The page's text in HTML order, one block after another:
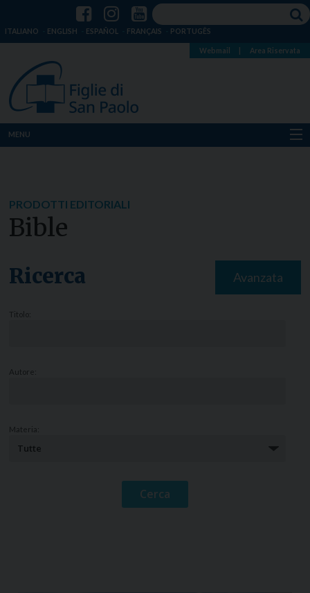
ITALIANO ENGLISH ESPAÑOL FRANÇAIS PORTUGÊS
Webmail Area Riservata
MENU
Notizie
PRODOTTI EDITORIALI
Bible
Ricerca Avanzata
Titolo:
Autore:
Materia: